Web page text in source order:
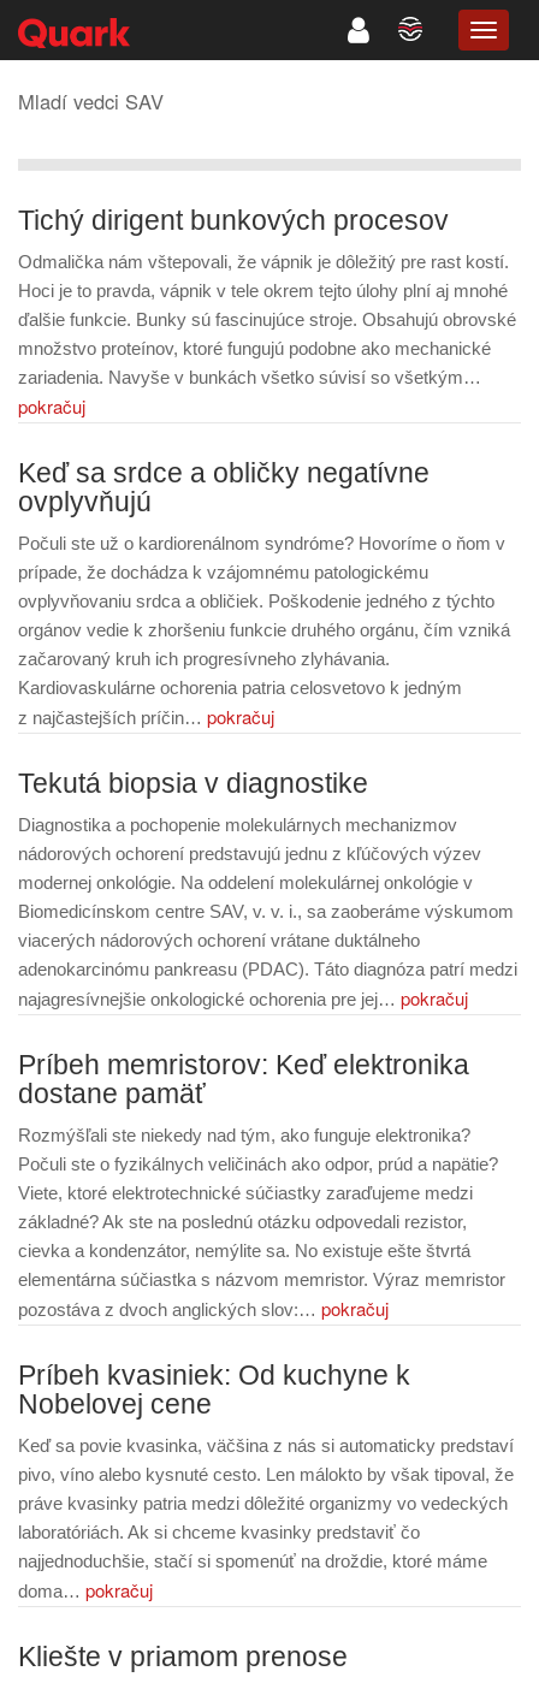
Mladí vedci SAV
Tichý dirigent bunkových procesov
Odmalička nám vštepovali, že vápnik je dôležitý pre rast kostí.
Hoci je to pravda, vápnik v tele okrem tejto úlohy plní aj mnohé
ďalšie funkcie. Bunky sú fascinujúce stroje. Obsahujú obrovské
množstvo proteínov, ktoré fungujú podobne ako mechanické
zariadenia. Navyše v bunkách všetko súvisí so všetkým…
pokračuj
Keď sa srdce a obličky negatívne
ovplyvňujú
Počuli ste už o kardiorenálnom syndróme? Hovoríme o ňom v
prípade, že dochádza k vzájomnému patologickému
ovplyvňovaniu srdca a obličiek. Poškodenie jedného z týchto
orgánov vedie k zhoršeniu funkcie druhého orgánu, čím vzniká
začarovaný kruh ich progresívneho zlyhávania.
Kardiovaskulárne ochorenia patria celosvetovo k jedným
z najčastejších príčin… pokračuj
Tekutá biopsia v diagnostike
Diagnostika a pochopenie molekulárnych mechanizmov
nádorových ochorení predstavujú jednu z kľúčových výzev
modernej onkológie. Na oddelení molekulárnej onkológie v
Biomedicínskom centre SAV, v. v. i., sa zaoberáme výskumom
viacerých nádorových ochorení vrátane duktálneho
adenokarcinómu pankreasu (PDAC). Táto diagnóza patrí medzi
najagresívnejšie onkologické ochorenia pre jej… pokračuj
Príbeh memristorov: Keď elektronika
dostane pamäť
Rozmýšľali ste niekedy nad tým, ako funguje elektronika?
Počuli ste o fyzikálnych veličinách ako odpor, prúd a napätie?
Viete, ktoré elektrotechnické súčiastky zaraďujeme medzi
základné? Ak ste na poslednú otázku odpovedali rezistor,
cievka a kondenzátor, nemýlite sa. No existuje ešte štvrtá
elementárna súčiastka s názvom memristor. Výraz memristor
pozostáva z dvoch anglických slov:… pokračuj
Príbeh kvasiniek: Od kuchyne k
Nobelovej cene
Keď sa povie kvasinka, väčšina z nás si automaticky predstaví
pivo, víno alebo kysnuté cesto. Len málokto by však tipoval, že
práve kvasinky patria medzi dôležité organizmy vo vedeckých
laboratóriách. Ak si chceme kvasinky predstaviť čo
najjednoduchšie, stačí si spomenúť na droždie, ktoré máme
doma… pokračuj
Kliešte v priamom prenose